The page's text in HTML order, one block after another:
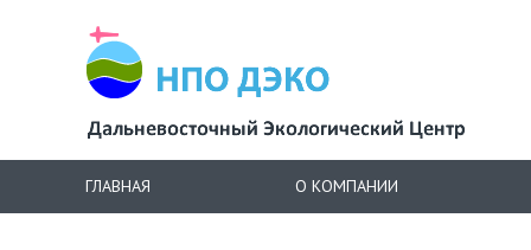
ГЛАВНАЯ О КОМПАНИИ